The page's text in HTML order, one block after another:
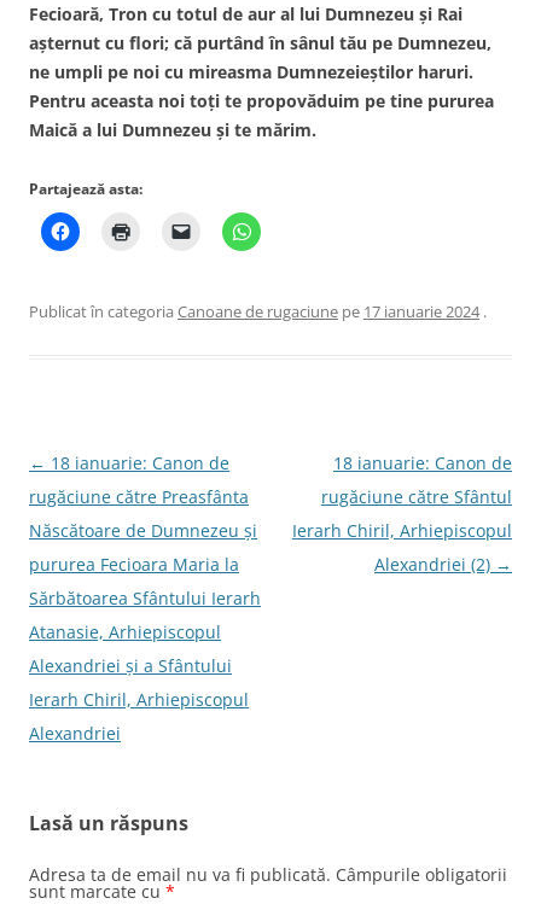
Fecioară, Tron cu totul de aur al lui Dumnezeu şi Rai
aşternut cu flori; că purtând în sânul tău pe Dumnezeu,
ne umpli pe noi cu mireasma Dumnezeieştilor haruri.
Pentru aceasta noi toţi te propovăduim pe tine pururea
Maică a lui Dumnezeu şi te mărim.
Partajează asta:
Publicat în categoria Canoane de rugaciune pe 17 ianuarie 2024 .
Navigare
în
articole
← 18 ianuarie: Canon de
rugăciune către Preasfânta
Născătoare de Dumnezeu şi
pururea Fecioara Maria la
Sărbătoarea Sfântului Ierarh
Atanasie, Arhiepiscopul
Alexandriei şi a Sfântului
Ierarh Chiril, Arhiepiscopul
Alexandriei
18 ianuarie: Canon de
rugăciune către Sfântul
Ierarh Chiril, Arhiepiscopul
Alexandriei (2) →
Lasă un răspuns
Adresa ta de email nu va fi publicată. Câmpurile obligatorii
sunt marcate cu *